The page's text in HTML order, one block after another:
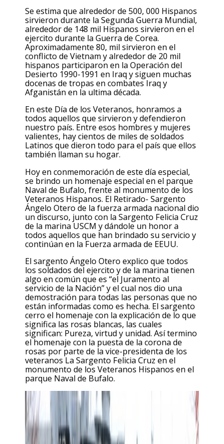
Se estima que alrededor de 500, 000 Hispanos
sirvieron durante la Segunda Guerra Mundial,
alrededor de 148 mil Hispanos sirvieron en el
ejercito durante la Guerra de Corea.
Aproximadamente 80, mil sirvieron en el
conflicto de Vietnam y alrededor de 20 mil
hispanos participaron en la Operación del
Desierto 1990-1991 en Iraq y siguen muchas
docenas de tropas en combates Iraq y
Afganistán en la ultima década.
En este Día de los Veteranos, honramos a
todos aquellos que sirvieron y defendieron
nuestro país. Entre esos hombres y mujeres
valientes, hay cientos de miles de soldados
Latinos que dieron todo para el país que ellos
también llaman su hogar.
Hoy en conmemoración de este día especial,
se brindo un homenaje especial en el parque
Naval de Bufalo, frente al monumento de los
Veteranos Hispanos. El Retirado- Sargento
Ángelo Otero de la fuerza armada nacional dio
un discurso, junto con la Sargento Felicia Cruz
de la marina USCM y dándole un honor a
todos aquellos que han brindado su servicio y
continúan en la Fuerza armada de EEUU.
El sargento Ángelo Otero explico que todos
los soldados del ejercito y de la marina tienen
algo en común que es “el Juramento al
servicio de la Nación” y el cual nos dio una
demostración para todas las personas que no
están informadas como es hecha. El sargento
cerro el homenaje con la explicación de lo que
significa las rosas blancas, las cuales
significan: Pureza, virtud y unidad. Así termino
el homenaje con la puesta de la corona de
rosas por parte de la vice-presidenta de los
veteranos La Sargento Felicia Cruz en el
monumento de los Veteranos Hispanos en el
parque Naval de Bufalo.